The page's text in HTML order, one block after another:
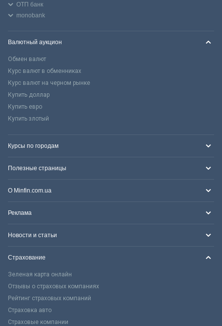
ОТП банк
monobank
Валютный аукцион
Обмен валют
Курс валют в обменниках
Курс валют на черном рынке
Купить доллар
Купить евро
Купить злотый
Курсы по городам
Полезные страницы
О Minfin.com.ua
Реклама
Новости и статьи
Страхование
Зеленая карта онлайн
Отзывы о страховых компаниях
Рейтинг страховых компаний
Страховка авто
Страховые компании